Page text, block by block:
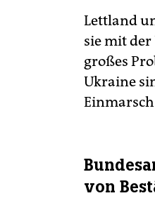
Lettland
sie mit
großes
Ukraine
von